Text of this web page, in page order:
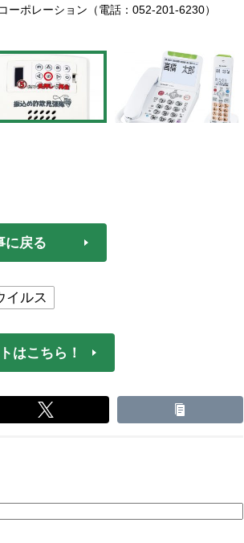
ーポレーション（電話：052-201-6230）
に戻る
イルス
はこちら！